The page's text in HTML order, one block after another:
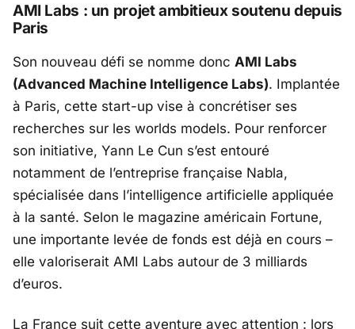
AMI Labs : un projet ambitieux soutenu depuis
Paris
Son nouveau défi se nomme donc AMI Labs
(Advanced Machine Intelligence Labs). Implantée
à Paris, cette start-up vise à concrétiser ses
recherches sur les worlds models. Pour renforcer
son initiative, Yann Le Cun s’est entouré
notamment de l’entreprise française Nabla,
spécialisée dans l’intelligence artificielle appliquée
à la santé. Selon le magazine américain Fortune,
une importante levée de fonds est déjà en cours –
elle valoriserait AMI Labs autour de 3 milliards
d’euros.
La France suit cette aventure avec attention : lors